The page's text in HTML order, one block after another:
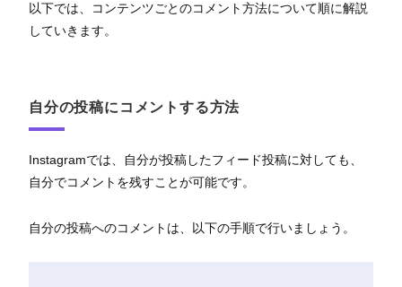
以下では、コンテンツごとのコメント方法について順に解説
していきます。
自分の投稿にコメントする方法
Instagramでは、自分が投稿したフィード投稿に対しても、
自分でコメントを残すことが可能です。
自分の投稿へのコメントは、以下の手順で行いましょう。